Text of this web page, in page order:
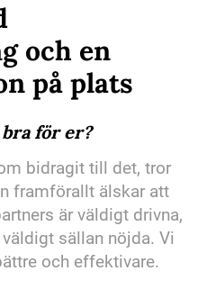
och en
på plats
för er?
bidragit till det, tror
framförallt älskar att
är väldigt drivna,
sällan nöjda. Vi
och effektivare.